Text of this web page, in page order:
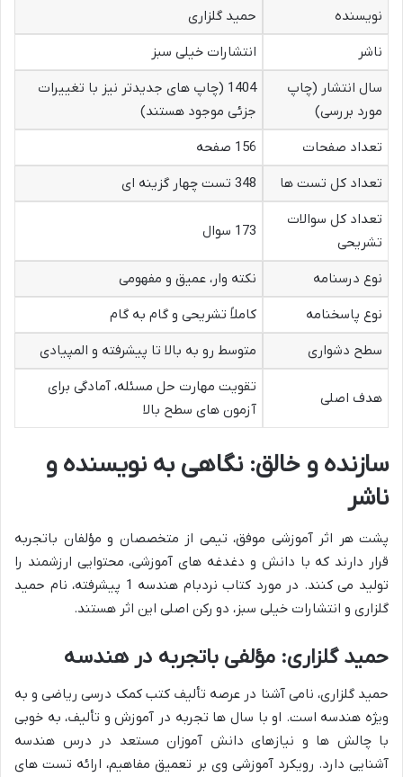
نویسنده
حمید گلزاری
ناشر
انتشارات خیلی سبز
سال انتشار (چاپ
مورد بررسی)
1404 (چاپ های جدیدتر نیز با تغییرات
جزئی موجود هستند)
تعداد صفحات
156 صفحه
تعداد کل تست ها
348 تست چهار گزینه ای
تعداد کل سوالات
تشریحی
173 سوال
نوع درسنامه
نکته وار، عمیق و مفهومی
نوع پاسخنامه
کاملاً تشریحی و گام به گام
سطح دشواری
متوسط رو به بالا تا پیشرفته و المپیادی
هدف اصلی
تقویت مهارت حل مسئله، آمادگی برای
آزمون های سطح بالا
سازنده و خالق: نگاهی به نویسنده و
ناشر
پشت هر اثر آموزشی موفق، تیمی از متخصصان و مؤلفان باتجربه
قرار دارند که با دانش و دغدغه های آموزشی، محتوایی ارزشمند را
تولید می کنند. در مورد کتاب نردبام هندسه 1 پیشرفته، نام حمید
گلزاری و انتشارات خیلی سبز، دو رکن اصلی این اثر هستند.
حمید گلزاری: مؤلفی باتجربه در هندسه
حمید گلزاری، نامی آشنا در عرصه تألیف کتب کمک درسی ریاضی و به
ویژه هندسه است. او با سال ها تجربه در آموزش و تألیف، به خوبی
با چالش ها و نیازهای دانش آموزان مستعد در درس هندسه
آشنایی دارد. رویکرد آموزشی وی بر تعمیق مفاهیم، ارائه تست های